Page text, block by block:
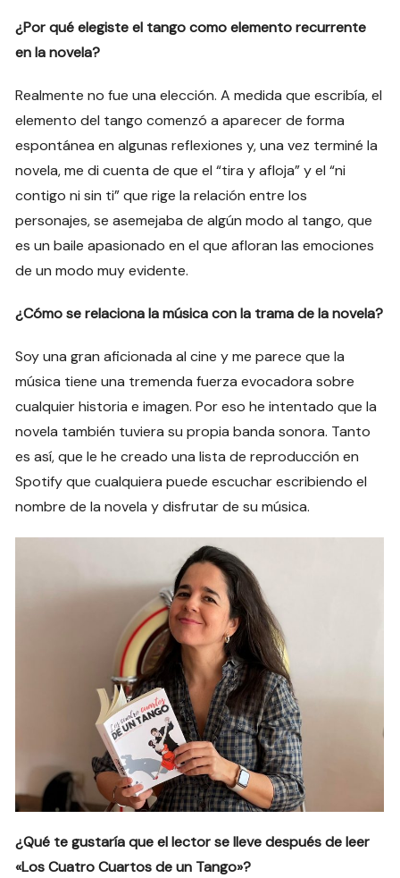
¿Por qué elegiste el tango como elemento recurrente
en la novela?
Realmente no fue una elección. A medida que escribía, el
elemento del tango comenzó a aparecer de forma
espontánea en algunas reflexiones y, una vez terminé la
novela, me di cuenta de que el “tira y afloja” y el “ni
contigo ni sin ti” que rige la relación entre los
personajes, se asemejaba de algún modo al tango, que
es un baile apasionado en el que afloran las emociones
de un modo muy evidente.
¿Cómo se relaciona la música con la trama de la novela?
Soy una gran aficionada al cine y me parece que la
música tiene una tremenda fuerza evocadora sobre
cualquier historia e imagen. Por eso he intentado que la
novela también tuviera su propia banda sonora. Tanto
es así, que le he creado una lista de reproducción en
Spotify que cualquiera puede escuchar escribiendo el
nombre de la novela y disfrutar de su música.
¿Qué te gustaría que el lector se lleve después de leer
«Los Cuatro Cuartos de un Tango»?